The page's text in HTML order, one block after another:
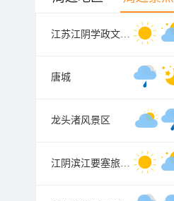
江苏江阴学政文化旅游区
唐城
龙头渚风景区
江阴滨江要塞旅游区